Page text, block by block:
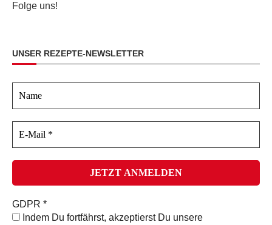
Folge uns!
UNSER REZEPTE-NEWSLETTER
GDPR *
Indem Du fortfährst, akzeptierst Du unsere